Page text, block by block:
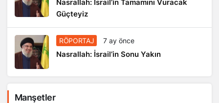
Nasrallah: İsrail’in Tamamını Vuracak
Güçteyiz
RÖPORTAJ 7 ay önce
Nasrallah: İsrail’in Sonu Yakın
Manşetler